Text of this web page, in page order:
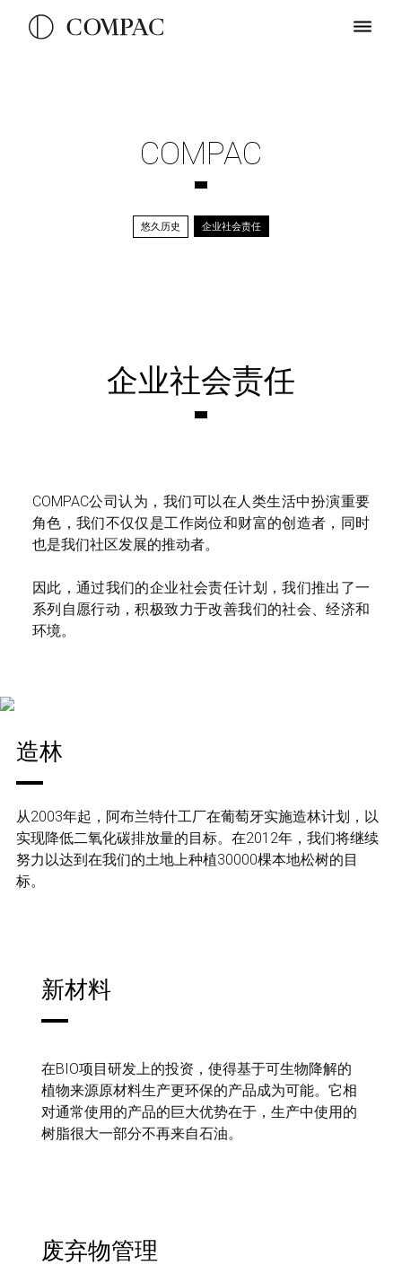
COMPAC
悠久历史 企业社会责任
企业社会责任
COMPAC公司认为，我们可以在人类生活中扮演重要
角色，我们不仅仅是工作岗位和财富的创造者，同时
也是我们社区发展的推动者。
因此，通过我们的企业社会责任计划，我们推出了一
系列自愿行动，积极致力于改善我们的社会、经济和
环境。
造林
从2003年起，阿布兰特什工厂在葡萄牙实施造林计划，以
实现降低二氧化碳排放量的目标。在2012年，我们将继续
努力以达到在我们的土地上种植30000棵本地松树的目
标。
新材料
在BIO项目研发上的投资，使得基于可生物降解的
植物来源原材料生产更环保的产品成为可能。它相
对通常使用的产品的巨大优势在于，生产中使用的
树脂很大一部分不再来自石油。
废弃物管理